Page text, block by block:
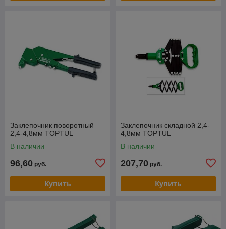
Заклепочник поворотный
2,4-4,8мм TOPTUL
В наличии
96,60 руб.
Купить
Заклепочник складной 2,4-
4,8мм TOPTUL
В наличии
207,70 руб.
Купить